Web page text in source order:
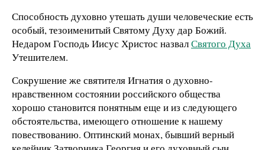
Способность духовно утешать души человеческие есть
особый, тезоименитый Святому Духу дар Божий.
Недаром Господь Иисус Христос назвалСвятого Духа
Утешителем.
Сокрушение же святителя Игнатия о духовно-
нравственном состоянии российского общества
хорошо становится понятным еще и из следующего
обстоятельства, имеющего отношение к нашему
повествованию. Оптинский монах, бывший верный